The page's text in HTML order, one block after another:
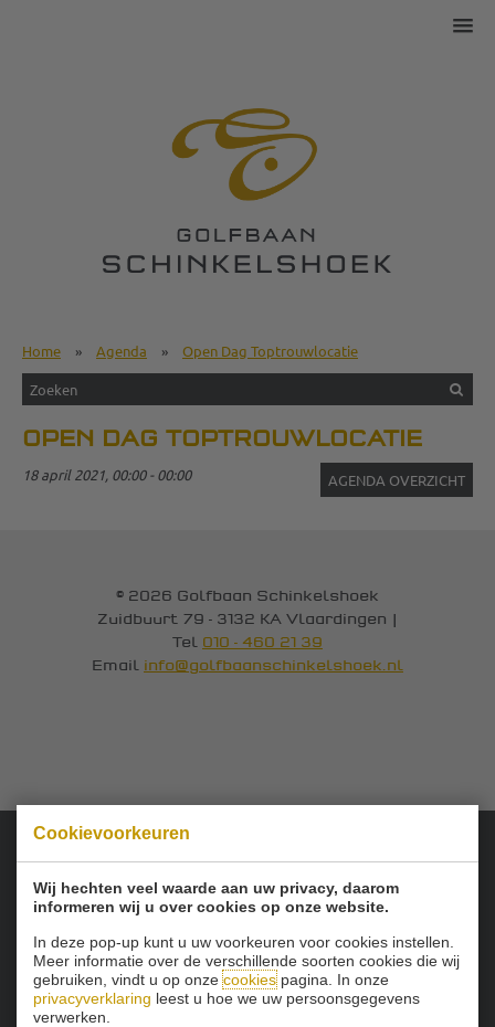
Cookievoorkeuren
Wij hechten veel waarde aan uw privacy, daarom
informeren wij u over cookies op onze website.
In deze pop-up kunt u uw voorkeuren voor cookies instellen.
Meer informatie over de verschillende soorten cookies die wij
gebruiken, vindt u op onzecookiespagina. In onze
privacyverklaring leest u hoe we uw persoonsgegevens
verwerken.
Home » Agenda » Open Dag Toptrouwlocatie
OPEN DAG TOPTROUWLOCATIE
18 april 2021, 00:00 - 00:00 AGENDA OVERZICHT
© 2026 Golfbaan Schinkelshoek
Zuidbuurt 79 - 3132 KA Vlaardingen |
Tel 010 - 460 21 39
Email info@golfbaanschinkelshoek.nl